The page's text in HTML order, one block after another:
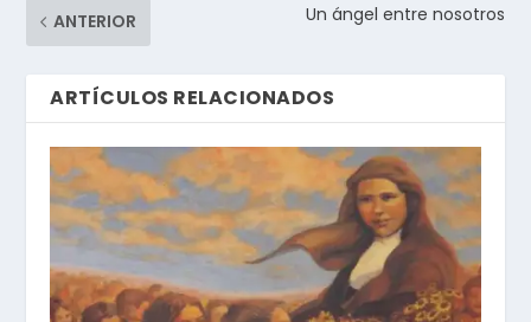
ANTERIOR
Un ángel entre nosotros
ARTÍCULOS RELACIONADOS